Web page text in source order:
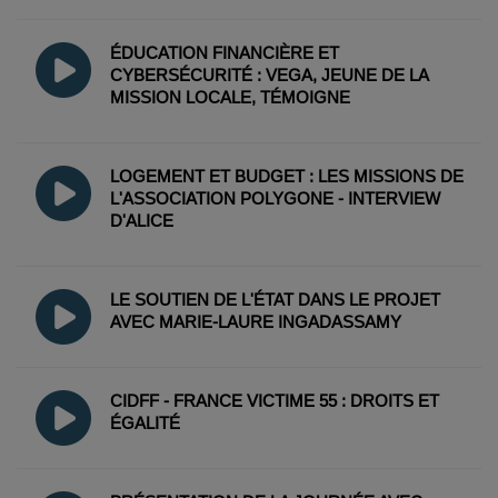
ÉDUCATION FINANCIÈRE ET
CYBERSÉCURITÉ : VEGA, JEUNE DE LA
MISSION LOCALE, TÉMOIGNE
LOGEMENT ET BUDGET : LES MISSIONS DE
L'ASSOCIATION POLYGONE - INTERVIEW
D'ALICE
LE SOUTIEN DE L'ÉTAT DANS LE PROJET
AVEC MARIE-LAURE INGADASSAMY
CIDFF - FRANCE VICTIME 55 : DROITS ET
ÉGALITÉ